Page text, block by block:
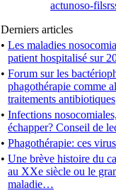
actunoso-
Derniers articles
• Les maladies
patient hospitalisé sur
• Forum sur les
phagothérapie comme
traitements antibiotiques
• Infections
échapper? Conseil de
• Phagothérapie: ces
• Une brève histoire du
au XXe siècle ou le
maladie…